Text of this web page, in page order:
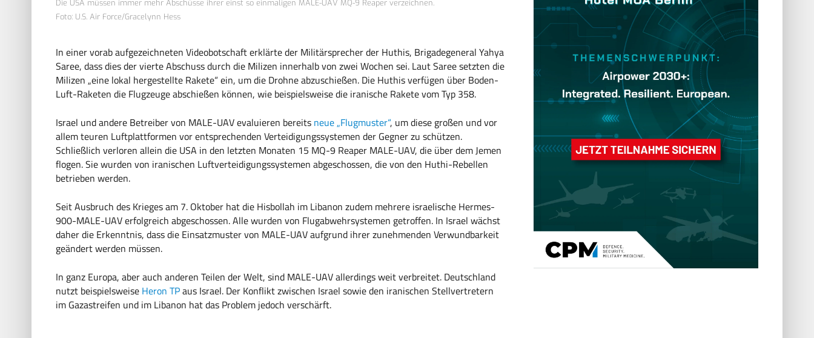
Die USA müssen immer mehr Abschüsse ihrer einst so einmaligen MALE-UAV MQ-9 Reaper verzeichnen.
Foto: U.S. Air Force/Gracelynn Hess
In einer vorab aufgezeichneten Videobotschaft erklärte der Militärsprecher der Huthis, Brigadegeneral Yahya
Saree, dass dies der vierte Abschuss durch die Milizen innerhalb von zwei Wochen sei. Laut Saree setzten die
Milizen „eine lokal hergestellte Rakete“ ein, um die Drohne abzuschießen. Die Huthis verfügen über Boden-
Luft-Raketen die Flugzeuge abschießen können, wie beispielsweise die iranische Rakete vom Typ 358.
Israel und andere Betreiber von MALE-UAV evaluieren bereits neue „Flugmuster“, um diese großen und vor
allem teuren Luftplattformen vor entsprechenden Verteidigungssystemen der Gegner zu schützen.
Schließlich verloren allein die USA in den letzten Monaten 15 MQ-9 Reaper MALE-UAV, die über dem Jemen
flogen. Sie wurden von iranischen Luftverteidigungssystemen abgeschossen, die von den Huthi-Rebellen
betrieben werden.
Seit Ausbruch des Krieges am 7. Oktober hat die Hisbollah im Libanon zudem mehrere israelische Hermes-
900-MALE-UAV erfolgreich abgeschossen. Alle wurden von Flugabwehrsystemen getroffen. In Israel wächst
daher die Erkenntnis, dass die Einsatzmuster von MALE-UAV aufgrund ihrer zunehmenden Verwundbarkeit
geändert werden müssen.
In ganz Europa, aber auch anderen Teilen der Welt, sind MALE-UAV allerdings weit verbreitet. Deutschland
nutzt beispielsweise Heron TPaus Israel. Der Konflikt zwischen Israel sowie den iranischen Stellvertretern
im Gazastreifen und im Libanon hat das Problem jedoch verschärft.